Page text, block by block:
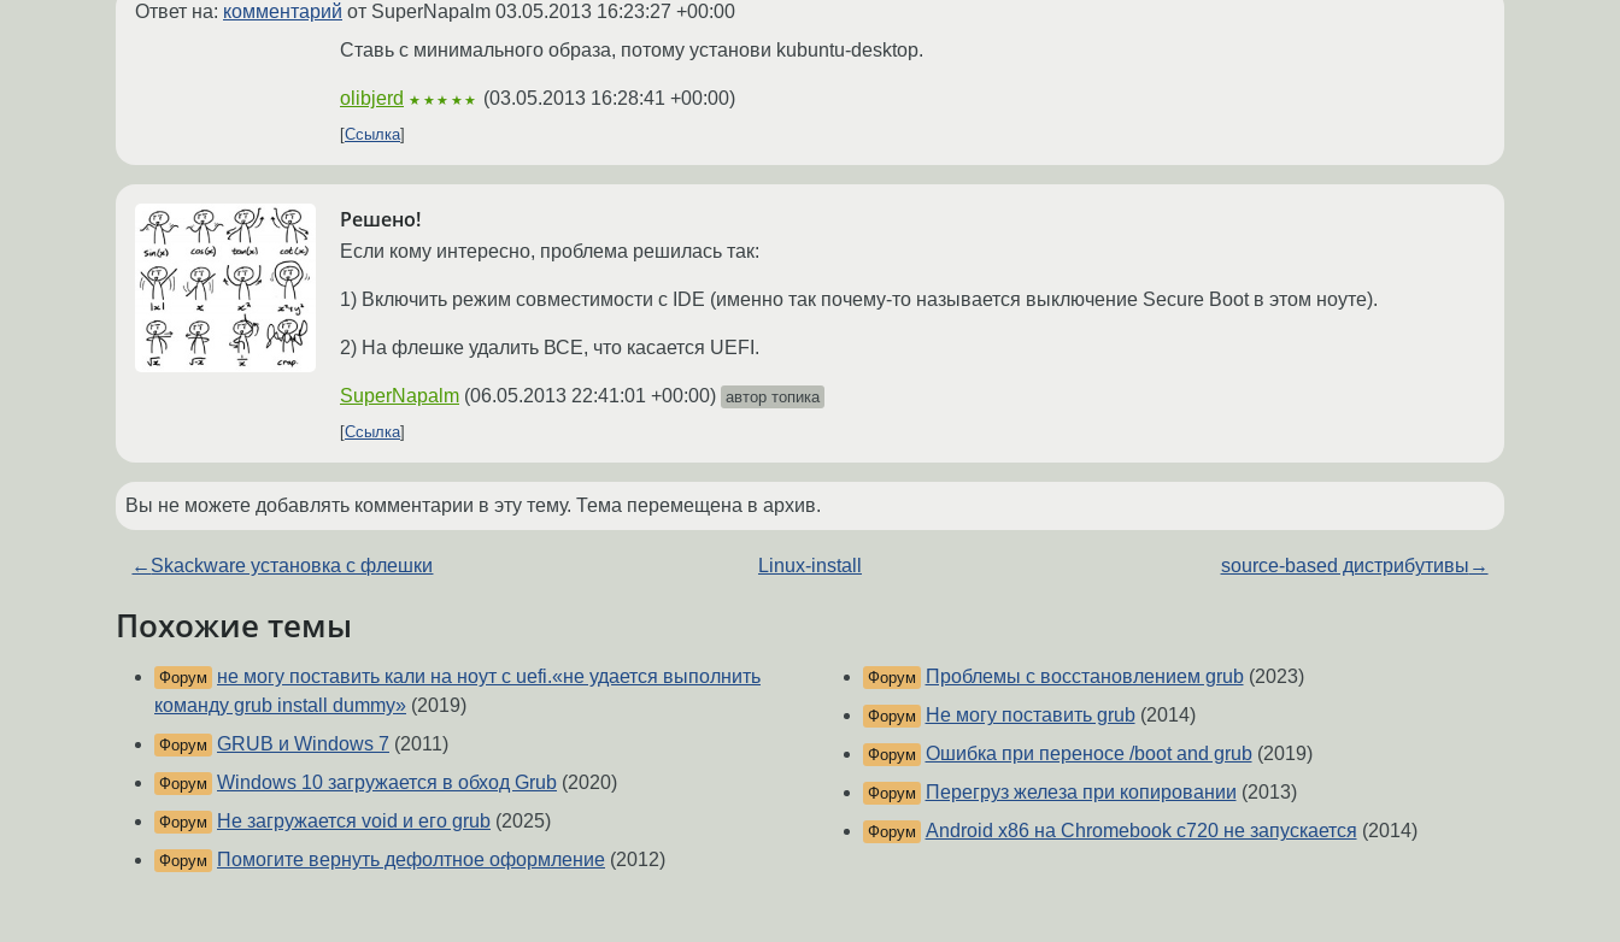
Ответ на: комментарий от SuperNapalm 03.05.2013 16:23:27 +00:00
Ставь с минимального образа, потому установи kubuntu-desktop.
olibjerd ★★★★★ (03.05.2013 16:28:41 +00:00)
Ссылка
Решено!
Если кому интересно, проблема решилась так:
1) Включить режим совместимости с IDE (именно так почему-то называется выключение Secure Boot в этом ноуте).
2) На флешке удалить ВСЕ, что касается UEFI.
SuperNapalm (06.05.2013 22:41:01 +00:00) автор топика
Ссылка
Вы не можете добавлять комментарии в эту тему. Тема перемещена в архив.
← Skackware установка с флешки Linux-install source-based дистрибутивы →
Похожие темы
Форум
не могу поставить кали на ноут с uefi.«не удается выполнить
команду grub install dummy» (2019)
Форум GRUB и Windows 7 (2011)
Форум Windows 10 загружается в обход Grub (2020)
Форум Не загружается void и его grub (2025)
Форум Помогите вернуть дефолтное оформление (2012)
Форум Проблемы с восстановлением grub(2023)
Форум Не могу поставить grub(2014)
Форум Ошибка при переносе /boot and grub(2019)
Форум Перегруз железа при копировании (2013)
Форум Android x86 на Chromebook c720 не запускается (2014)